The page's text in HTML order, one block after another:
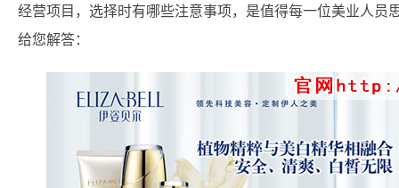
经营项目，选择时有哪些注意事项，是值得每一位美业人员
给您解答：